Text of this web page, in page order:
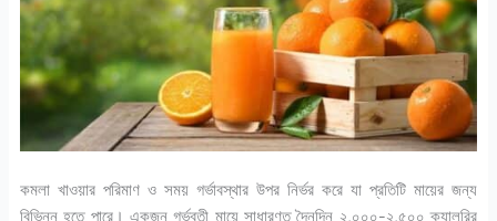
কমলা খাওয়ার পরিমাণ ও সময় গর্ভাবস্থার উপর নির্ভর করে যা প্রতিটি মায়ের জন্য